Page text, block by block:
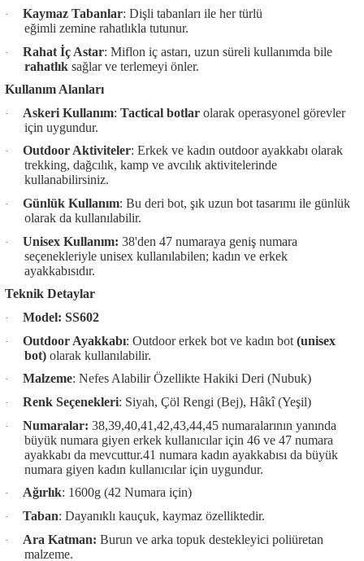
· Kaymaz Tabanlar: Dişli tabanları ile her türlü
eğimli zemine rahatlıkla tutunur.
· Rahat İç Astar: Miflon iç astarı, uzun süreli kullanımda bile
rahatlık sağlar ve terlemeyi önler.
Kullanım Alanları
· Askeri Kullanım: Tactical botlar olarak operasyonel görevler
için uygundur.
· Outdoor Aktiviteler: Erkek ve kadın outdoor ayakkabı olarak
trekking, dağcılık, kamp ve avcılık aktivitelerinde
kullanabilirsiniz.
· Günlük Kullanım: Bu deri bot, şık uzun bot tasarımı ile günlük
olarak da kullanılabilir.
· Unisex Kullanım: 38'den 47 numaraya geniş numara
seçenekleriyle unisex kullanılabilen; kadın ve erkek
ayakkabısıdır.
Teknik Detaylar
· Model: SS602
· Outdoor Ayakkabı: Outdoor erkek bot ve kadın bot (unisex
bot) olarak kullanılabilir.
· Malzeme: Nefes Alabilir Özellikte Hakiki Deri (Nubuk)
· Renk Seçenekleri: Siyah, Çöl Rengi (Bej), Hâkî (Yeşil)
· Numaralar: 38,39,40,41,42,43,44,45 numaralarının yanında
büyük numara giyen erkek kullanıcılar için 46 ve 47 numara
ayakkabı da mevcuttur.41 numara kadın ayakkabısı da büyük
numara giyen kadın kullanıcılar için uygundur.
· Ağırlık: 1600g (42 Numara için)
· Taban: Dayanıklı kauçuk, kaymaz özelliktedir.
· Ara Katman: Burun ve arka topuk destekleyici poliüretan
malzeme.